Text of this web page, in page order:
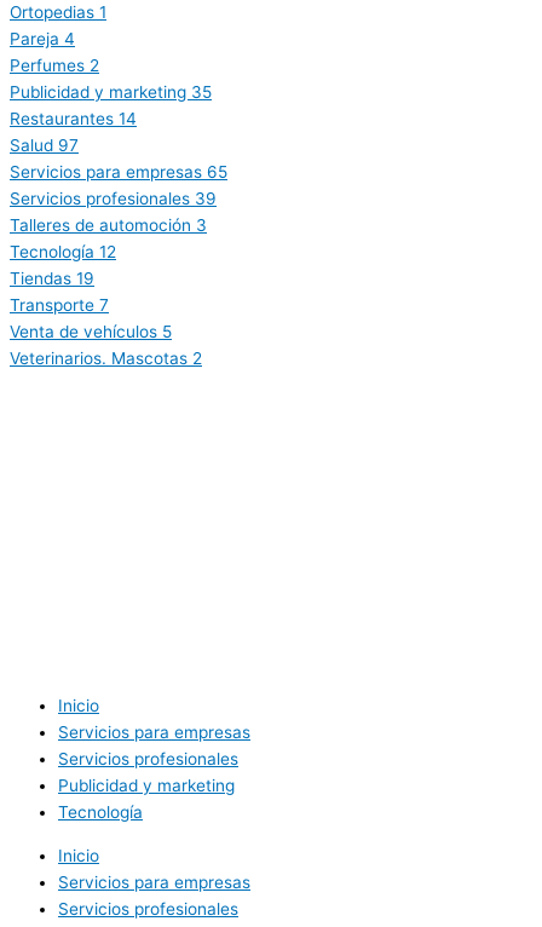
Ortopedias 1
Pareja 4
Perfumes 2
Publicidad y marketing 35
Restaurantes 14
Salud 97
Servicios para empresas 65
Servicios profesionales 39
Talleres de automoción 3
Tecnología 12
Tiendas 19
Transporte 7
Venta de vehículos 5
Veterinarios. Mascotas 2
Inicio
Servicios para empresas
Servicios profesionales
Publicidad y marketing
Tecnología
Inicio
Servicios para empresas
Servicios profesionales